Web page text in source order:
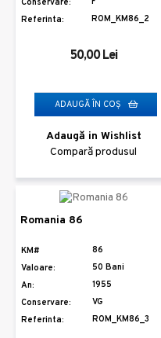
Referinta:
ROM_KM86_2
50,00 Lei
ADAUGĂ ÎN COŞ
Adaugă in Wishlist
Compară produsul
Romania 86
KM#
86
Valoare:
50 Bani
An:
1955
Conservare:
VG
Referinta:
ROM_KM86_3